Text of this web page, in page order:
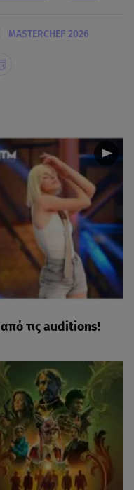
MASTERCHEF 2026
τις auditions!